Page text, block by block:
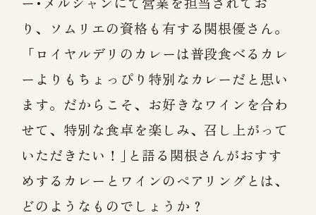
り、ソムリエの資格も有する関根優さん。
「ロイヤルデリのカレーは普段食べるカレ
ーよりもちょっぴり特別なカレーだと思い
ます。だからこそ、お好きなワインを合わ
せて、特別な食卓を楽しみ、召し上がって
いただきたい！｣と語る関根さんがおすす
めするカレーとワインのペアリングとは、
どのようなものでしょうか？